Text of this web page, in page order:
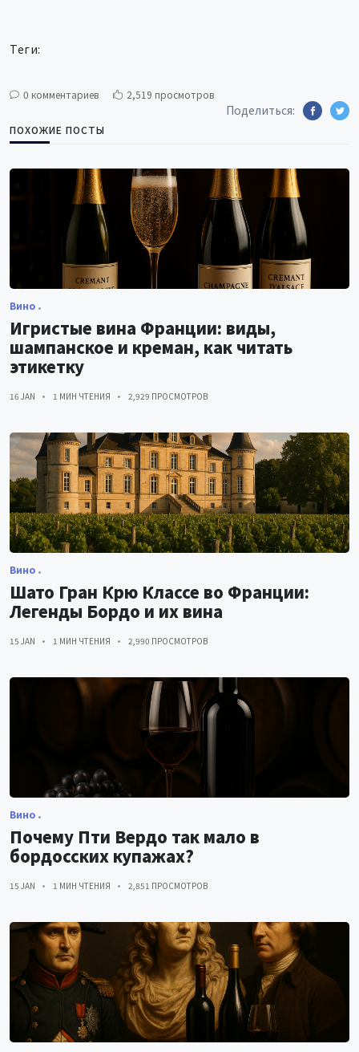
Теги:
0 комментариев 2,519 просмотров
Поделиться:
ПОХОЖИЕ ПОСТЫ
Вино
Игристые вина Франции: виды,
шампанское и креман, как читать
этикетку
16 JAN 1 МИН ЧТЕНИЯ 2,929 ПРОСМОТРОВ
Вино
Шато Гран Крю Классе во Франции:
Легенды Бордо и их вина
15 JAN 1 МИН ЧТЕНИЯ 2,990 ПРОСМОТРОВ
Вино
Почему Пти Вердо так мало в
бордосских купажах?
15 JAN 1 МИН ЧТЕНИЯ 2,851 ПРОСМОТРОВ